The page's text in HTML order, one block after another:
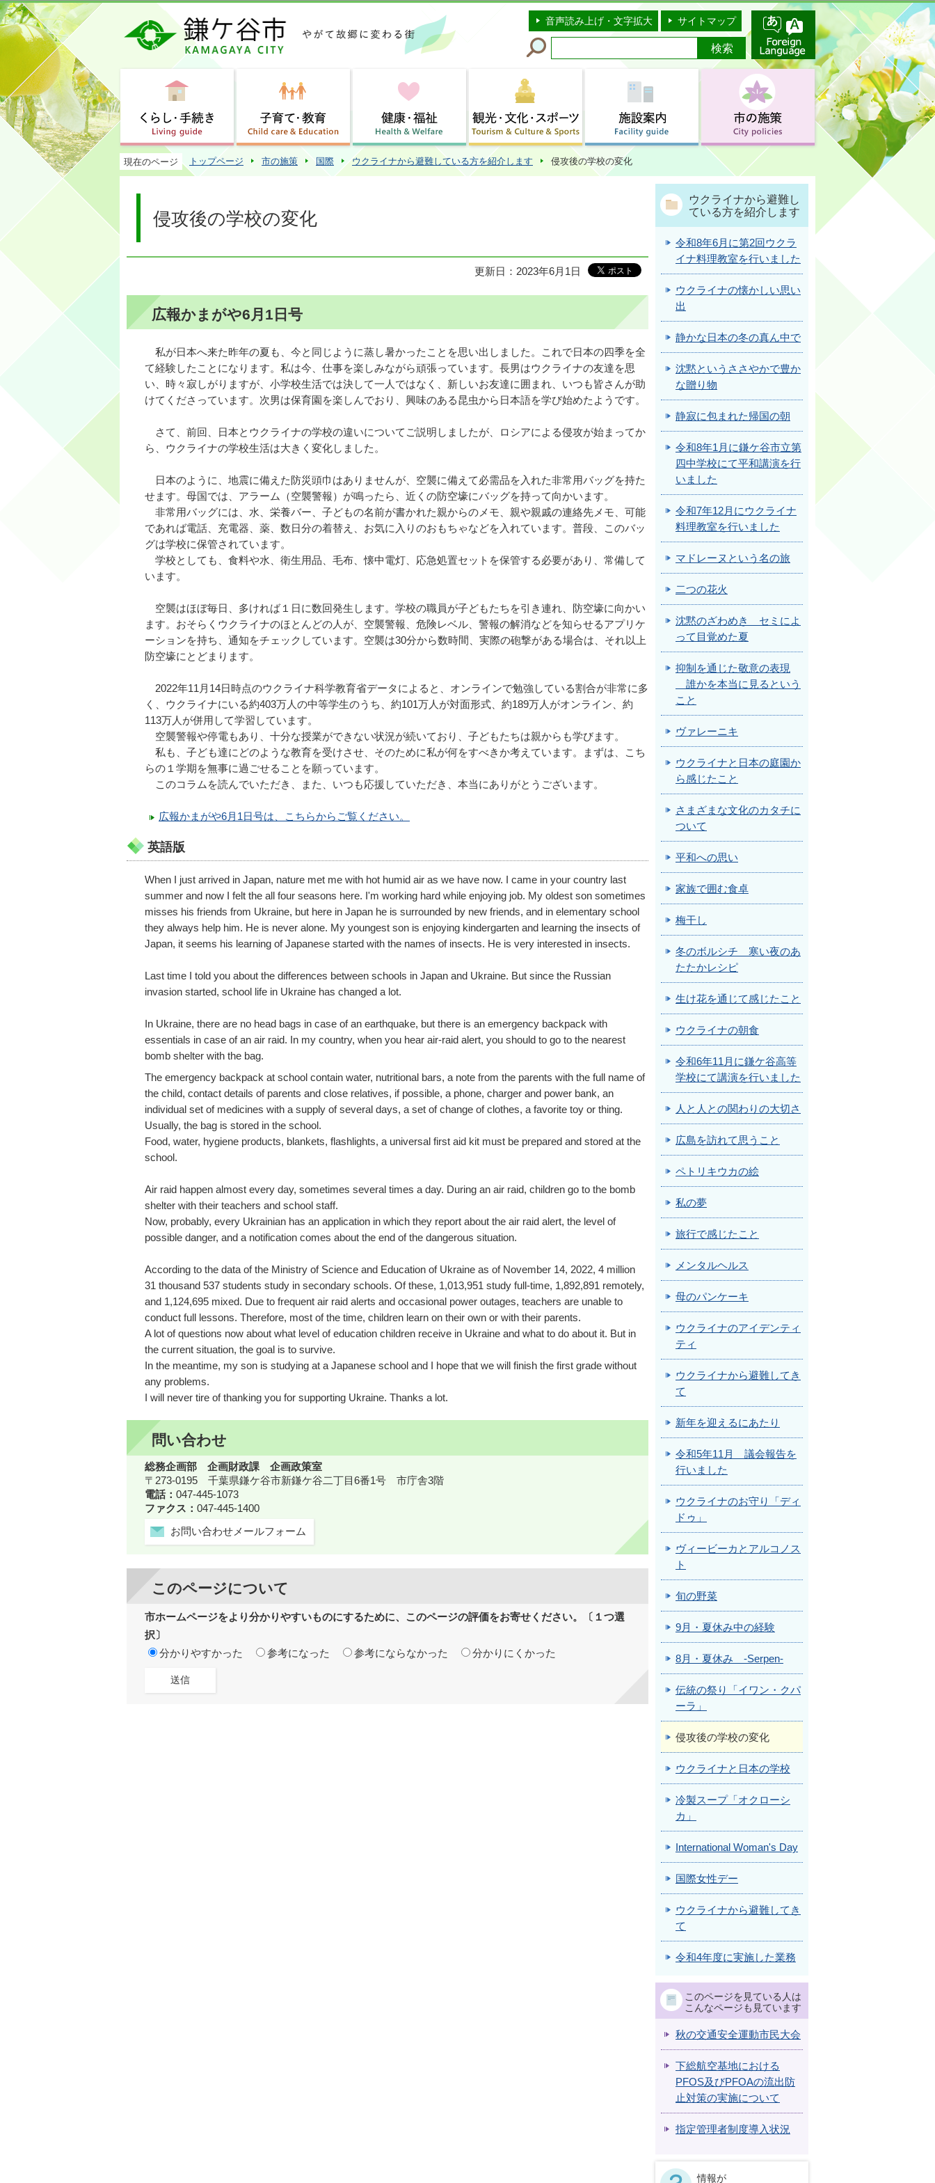
このページの本文へ移動
音声読み上げ・文字拡大 サイトマップ
現在のページ トップページ 市の施策 国際 ウクライナから避難している方を紹介します 侵攻後の学校の変化
侵攻後の学校の変化
更新日：2023年6月1日
広報かまがや6月1日号
私が日本へ来た昨年の夏も、今と同じように蒸し暑かったことを思い出しました。これで日本の四季を全
て経験したことになります。私は今、仕事を楽しみながら頑張っています。長男はウクライナの友達を思
い、時々寂しがりますが、小学校生活では決して一人ではなく、新しいお友達に囲まれ、いつも皆さんが助
けてくださっています。次男は保育園を楽しんでおり、興味のある昆虫から日本語を学び始めたようです。
さて、前回、日本とウクライナの学校の違いについてご説明しましたが、ロシアによる侵攻が始まってか
ら、ウクライナの学校生活は大きく変化しました。
日本のように、地震に備えた防災頭巾はありませんが、空襲に備えて必需品を入れた非常用バッグを持た
せます。母国では、アラーム（空襲警報）が鳴ったら、近くの防空壕にバッグを持って向かいます。
非常用バッグには、水、栄養バー、子どもの名前が書かれた親からのメモ、親や親戚の連絡先メモ、可能
であれば電話、充電器、薬、数日分の着替え、お気に入りのおもちゃなどを入れています。普段、このバッ
グは学校に保管されています。
学校としても、食料や水、衛生用品、毛布、懐中電灯、応急処置セットを保管する必要があり、常備して
います。
空襲はほぼ毎日、多ければ１日に数回発生します。学校の職員が子どもたちを引き連れ、防空壕に向かい
ます。おそらくウクライナのほとんどの人が、空襲警報、危険レベル、警報の解消などを知らせるアプリケ
ーションを持ち、通知をチェックしています。空襲は30分から数時間、実際の砲撃がある場合は、それ以上
防空壕にとどまります。
2022年11月14日時点のウクライナ科学教育省データによると、オンラインで勉強している割合が非常に多
く、ウクライナにいる約403万人の中等学生のうち、約101万人が対面形式、約189万人がオンライン、約
113万人が併用して学習しています。
空襲警報や停電もあり、十分な授業ができない状況が続いており、子どもたちは親からも学びます。
私も、子ども達にどのような教育を受けさせ、そのために私が何をすべきか考えています。まずは、こち
らの１学期を無事に過ごせることを願っています。
このコラムを読んでいただき、また、いつも応援していただき、本当にありがとうございます。
広報かまがや6月1日号は、こちらからご覧ください。
英語版
When I just arrived in Japan, nature met me with hot humid air as we have now. I came in your country last
summer and now I felt the all four seasons here. I'm working hard while enjoying job. My oldest son sometimes
misses his friends from Ukraine, but here in Japan he is surrounded by new friends, and in elementary school
they always help him. He is never alone. My youngest son is enjoying kindergarten and learning the insects of
Japan, it seems his learning of Japanese started with the names of insects. He is very interested in insects.
Last time I told you about the differences between schools in Japan and Ukraine. But since the Russian
invasion started, school life in Ukraine has changed a lot.
In Ukraine, there are no head bags in case of an earthquake, but there is an emergency backpack with
essentials in case of an air raid. In my country, when you hear air-raid alert, you should to go to the nearest
bomb shelter with the bag.
The emergency backpack at school contain water, nutritional bars, a note from the parents with the full name of
the child, contact details of parents and close relatives, if possible, a phone, charger and power bank, an
individual set of medicines with a supply of several days, a set of change of clothes, a favorite toy or thing.
Usually, the bag is stored in the school.
Food, water, hygiene products, blankets, flashlights, a universal first aid kit must be prepared and stored at the
school.
Air raid happen almost every day, sometimes several times a day. During an air raid, children go to the bomb
shelter with their teachers and school staff.
Now, probably, every Ukrainian has an application in which they report about the air raid alert, the level of
possible danger, and a notification comes about the end of the dangerous situation.
According to the data of the Ministry of Science and Education of Ukraine as of November 14, 2022, 4 million
31 thousand 537 students study in secondary schools. Of these, 1,013,951 study full-time, 1,892,891 remotely,
and 1,124,695 mixed. Due to frequent air raid alerts and occasional power outages, teachers are unable to
conduct full lessons. Therefore, most of the time, children learn on their own or with their parents.
A lot of questions now about what level of education children receive in Ukraine and what to do about it. But in
the current situation, the goal is to survive.
In the meantime, my son is studying at a Japanese school and I hope that we will finish the first grade without
any problems.
I will never tire of thanking you for supporting Ukraine. Thanks a lot.
問い合わせ
総務企画部 企画財政課 企画政策室
〒273-0195 千葉県鎌ケ谷市新鎌ケ谷二丁目6番1号 市庁舎3階
電話： 047-445-1073
ファクス： 047-445-1400
お問い合わせメールフォーム
このページについて
市ホームページをより分かりやすいものにするために、このページの評価をお寄せください。〔１つ選
択〕
分かりやすかった
参考になった 参考にならなかった 分かりにくかった
ウクライナから避難し
ている方を紹介します
令和8年6月に第2回ウクラ
イナ料理教室を行いました
ウクライナの懐かしい思い
出
静かな日本の冬の真ん中で
沈黙というささやかで豊か
な贈り物
静寂に包まれた帰国の朝
令和8年1月に鎌ケ谷市立第
四中学校にて平和講演を行
いました
令和7年12月にウクライナ
料理教室を行いました
マドレーヌという名の旅
二つの花火
沈黙のざわめき セミによ
って目覚めた夏
抑制を通じた敬意の表現
誰かを本当に見るという
こと
ヴァレーニキ
ウクライナと日本の庭園か
ら感じたこと
さまざまな文化のカタチに
ついて
平和への思い
家族で囲む食卓
梅干し
冬のボルシチ 寒い夜のあ
たたかレシピ
生け花を通じて感じたこと
ウクライナの朝食
令和6年11月に鎌ケ谷高等
学校にて講演を行いました
人と人との関わりの大切さ
広島を訪れて思うこと
ペトリキウカの絵
私の夢
旅行で感じたこと
メンタルヘルス
母のパンケーキ
ウクライナのアイデンティ
ティ
ウクライナから避難してき
て
新年を迎えるにあたり
令和5年11月 議会報告を
行いました
ウクライナのお守り「ディ
ドゥ」
ヴィービーカとアルコノス
ト
旬の野菜
9月・夏休み中の経験
8月・夏休み -Serpen-
伝統の祭り「イワン・クパ
ーラ」
侵攻後の学校の変化
ウクライナと日本の学校
冷製スープ「オクローシ
カ」
International Woman's Day
国際女性デー
ウクライナから避難してき
て
令和4年度に実施した業務
このページを見ている人は
こんなページも見ています
秋の交通安全運動市民大会
下総航空基地における
PFOS及びPFOAの流出防
止対策の実施について
指定管理者制度導入状況
情報が